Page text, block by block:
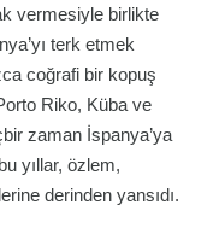
vermesiyle birlikte
terk etmek
coğrafi bir kopuş
Riko, Küba ve
zaman İspanya’ya
yıllar, özlem,
derinden yansıdı.